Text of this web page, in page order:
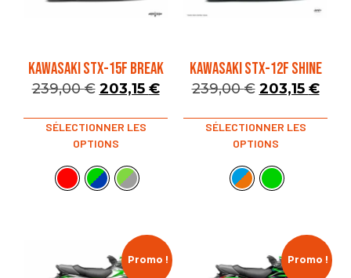
KAWASAKI STX-15F BREAK
239,00€ 203,15 €
SÉLECTIONNER LES
OPTIONS
KAWASAKI STX-12F SHINE
239,00€ 203,15 €
SÉLECTIONNER LES
OPTIONS
Promo ! Promo !